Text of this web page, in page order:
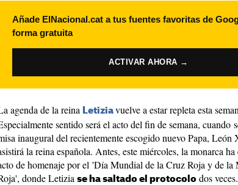
Añade ElNacional.cat a tus fuentes favoritas de
forma gratuita
ACTIVAR AHORA →
agenda de la reina Letizia vuelve a estar repleta esta
sentido será el acto del fin de semana, cuando
inaugural del recientemente escogido nuevo Papa, León
la reina española. Antes, este miércoles, la monarca ha
de homenaje por el 'Día Mundial de la Cruz Roja y de la
donde Letizia se ha saltado el protocolo dos